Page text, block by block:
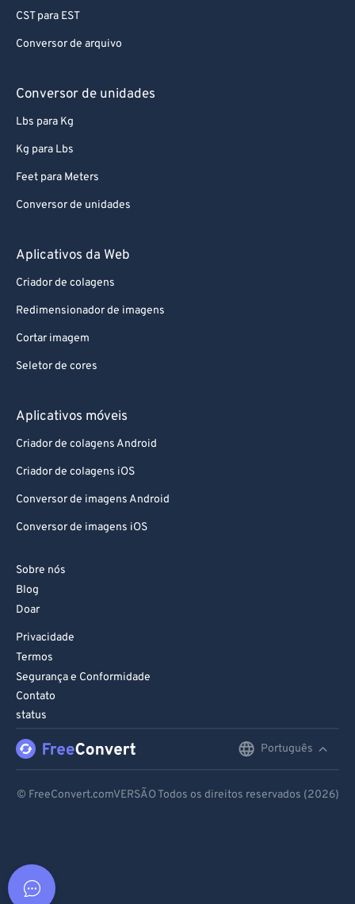
CST para EST
Conversor de arquivo
Conversor de unidades
Lbs para Kg
Kg para Lbs
Feet para Meters
Conversor de unidades
Aplicativos da Web
Criador de colagens
Redimensionador de imagens
Cortar imagem
Seletor de cores
Aplicativos móveis
Criador de colagens Android
Criador de colagens iOS
Conversor de imagens Android
Conversor de imagens iOS
Sobre nós
Blog
Doar
Privacidade
Termos
Segurança e Conformidade
Contato
status
Português
© FreeConvert.comVERSÃO Todos os direitos reservados (2026)